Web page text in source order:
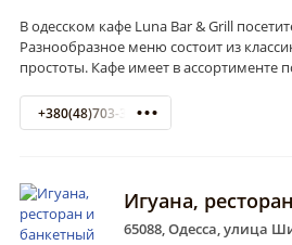
В одесском кафе Luna Bar & Grill
Разнообразное меню состоит из
простоты. Кафе имеет в ассортименте
+380(48)703-32-22
Игуана,
65088, Одесса, улица